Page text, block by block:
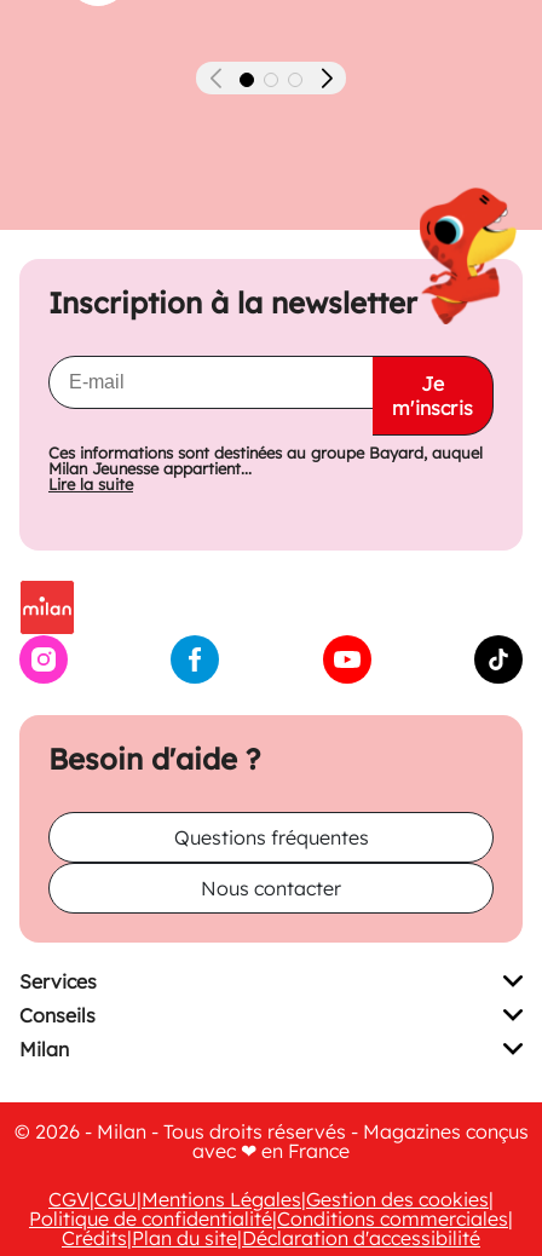
Précédent Suivant
Besoin d'aide ?
Questions fréquentes
Nous contacter
Inscription à la newsletter
Je
m'inscris
Ces informations sont destinées au groupe Bayard, auquel
Milan Jeunesse appartient...
Lire la suite
Services
Conseils
Milan
© 2026 - Milan - Tous droits réservés - Magazines conçus
avec ❤ en France
CGV|CGU|Mentions Légales|Gestion des cookies|
Politique de confidentialité|Conditions commerciales|
Crédits|Plan du site|Déclaration d'accessibilité